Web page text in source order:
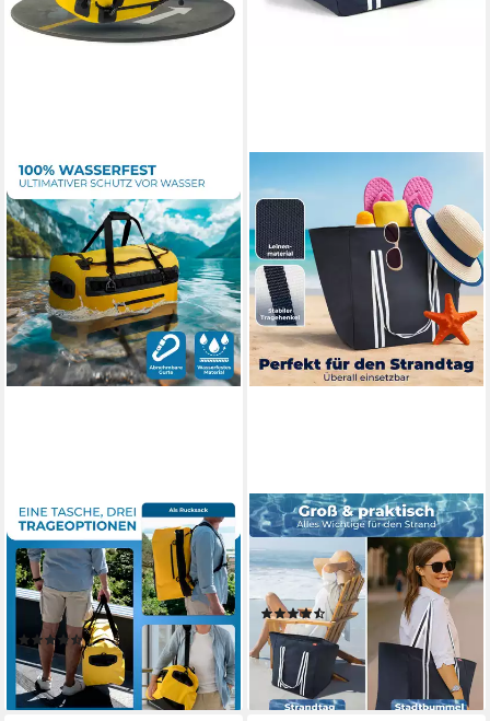
STYNGARD
Reisetasche Hamburg, mit
Rucksackfunktion -
Wasserfester Seesack mit
Rucksackfunktion
(9)
59,99 €
lieferbar - in 3-4 Werktagen bei dir
ACHILLES
XL-Strandtasche
Strandtasche, Freizeittasche
für Ausflüge Einkaufstasche
(9)
38,99 €
lieferbar - in 4-5 Werktagen bei dir